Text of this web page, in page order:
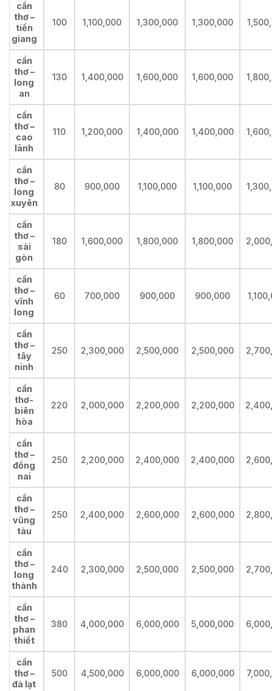
cần
thơ –
tiền
giang
100 1,100,000 1,300,000 1,300,000
cần
thơ –
long
an
130 1,400,000 1,600,000 1,600,000
cần
thơ –
cao
lãnh
110 1,200,000 1,400,000 1,400,000
cần
thơ –
long
xuyên
80 900,000 1,100,000 1,100,000
cần
thơ –
sài
gòn
180 1,600,000 1,800,000 1,800,000
cần
thơ –
vĩnh
long
60 700,000 900,000 900,000
cần
thơ –
tây
ninh
250 2,300,000 2,500,000 2,500,000
cần
thơ-
biên
hòa
220 2,000,000 2,200,000 2,200,000
cần
thơ –
đồng
nai
250 2,200,000 2,400,000 2,400,000
cần
thơ –
vũng
tàu
250 2,400,000 2,600,000 2,600,000
cần
thơ –
long
thành
240 2,300,000 2,500,000 2,500,000
cần
thơ –
phan
thiết
380 4,000,000 6,000,000 5,000,000
cần
thơ –
đà lạt
500 4,500,000 6,000,000 6,000,000